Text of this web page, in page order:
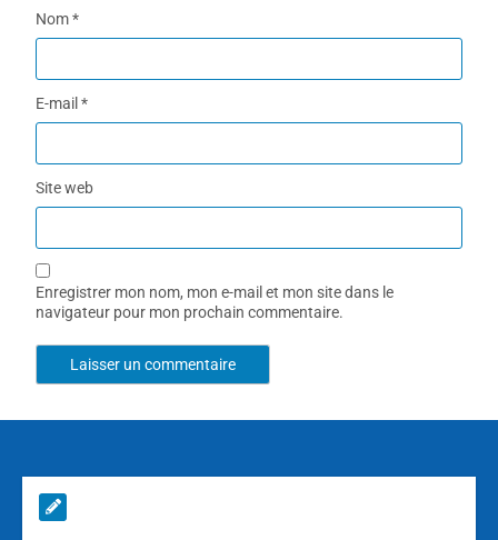
Nom*
E-mail*
Site web
Enregistrer mon nom, mon e-mail et mon site dans le
navigateur pour mon prochain commentaire.